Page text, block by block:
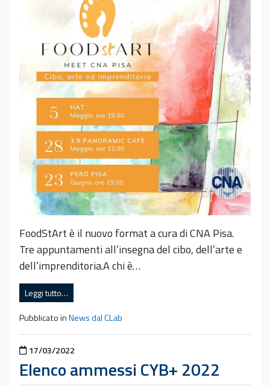
FoodStArt è il nuovo format a cura di CNA Pisa.
Tre appuntamenti all’insegna del cibo, dell’arte e
dell’imprenditoria.A chi è…
Leggi tutto…
Pubblicato inNews dal CLab
Pubblicato il
17/03/2022
Elenco ammessi CYB+ 2022